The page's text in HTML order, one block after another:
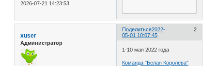
2026-07-21 14:23:53
Поделиться 2
2022-
05-01 10:07:45
xuser
Администратор
1-10 мая 2022 года
Команда "Белая Королева"